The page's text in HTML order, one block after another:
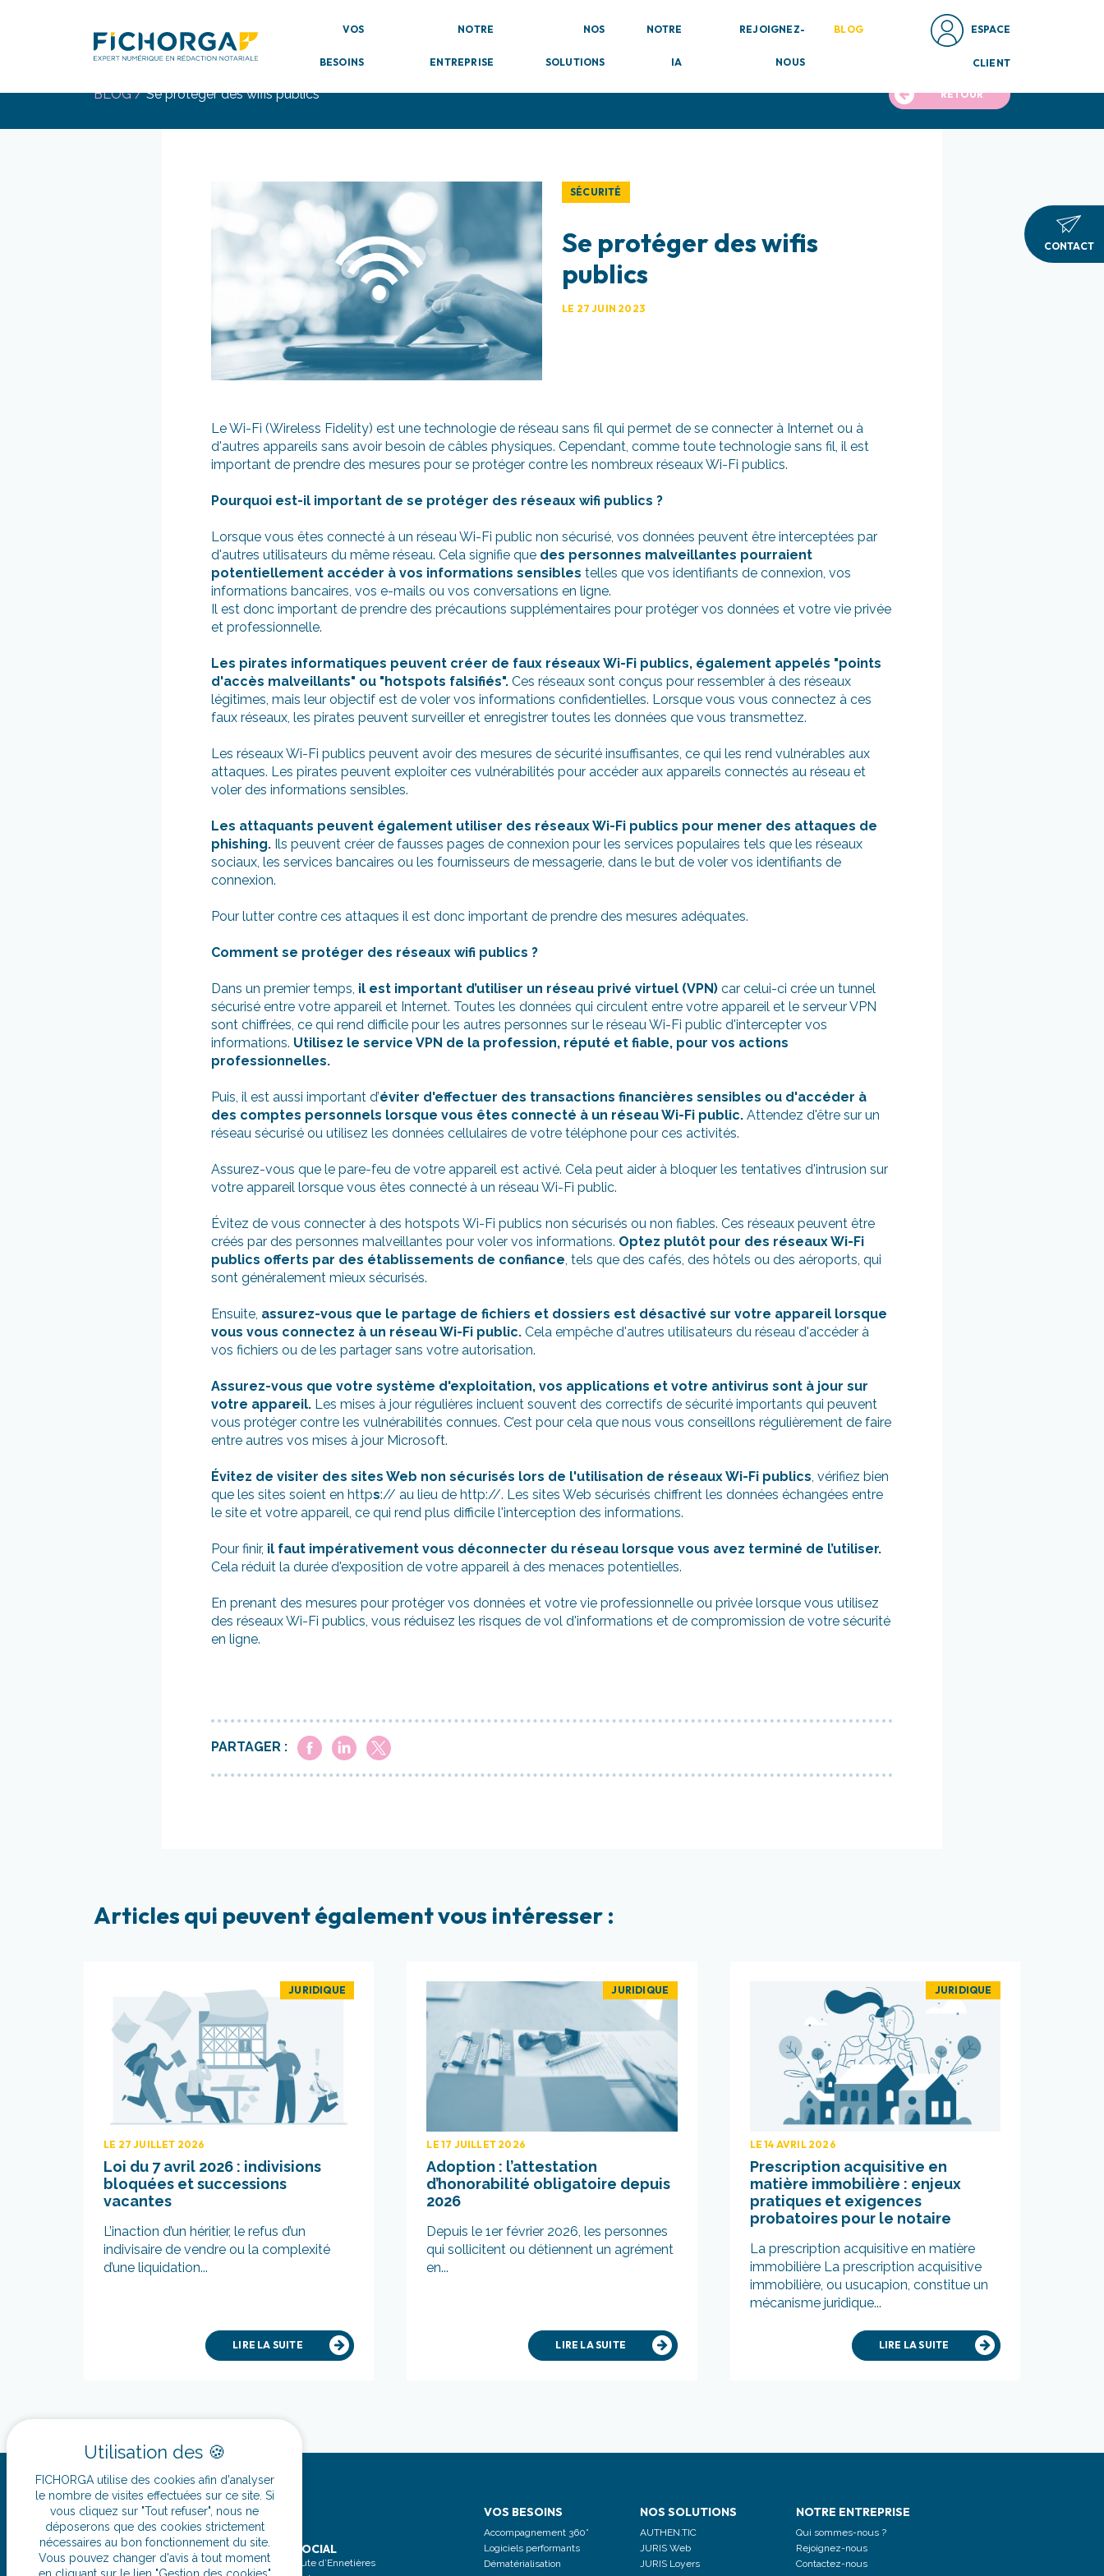
VOS
BESOINS
NOTRE
ENTREPRISE
NOS
SOLUTIONS
NOTRE
IA
REJOIGNEZ-
NOUS
BLOG ESPACE
CLIENT
BLOG /Se protéger des wifis publics RETOUR
SÉCURITÉ
Se protéger des wifis
publics
LE 27 JUIN 2023
Le Wi-Fi (Wireless Fidelity) est une technologie de réseau sans fil qui permet de se connecter à Internet ou à
d'autres appareils sans avoir besoin de câbles physiques. Cependant, comme toute technologie sans fil, il est
important de prendre des mesures pour se protéger contre les nombreux réseaux Wi-Fi publics.
Pourquoi est-il important de se protéger des réseaux wifi publics ?
Lorsque vous êtes connecté à un réseau Wi-Fi public non sécurisé, vos données peuvent être interceptées par
d'autres utilisateurs du même réseau. Cela signifie que des personnes malveillantes pourraient
potentiellement accéder à vos informations sensibles telles que vos identifiants de connexion, vos
informations bancaires, vos e-mails ou vos conversations en ligne.
Il est donc important de prendre des précautions supplémentaires pour protéger vos données et votre vie privée
et professionnelle.
Les pirates informatiques peuvent créer de faux réseaux Wi-Fi publics, également appelés "points
d'accès malveillants" ou "hotspots falsifiés". Ces réseaux sont conçus pour ressembler à des réseaux
légitimes, mais leur objectif est de voler vos informations confidentielles. Lorsque vous vous connectez à ces
faux réseaux, les pirates peuvent surveiller et enregistrer toutes les données que vous transmettez.
Les réseaux Wi-Fi publics peuvent avoir des mesures de sécurité insuffisantes, ce qui les rend vulnérables aux
attaques. Les pirates peuvent exploiter ces vulnérabilités pour accéder aux appareils connectés au réseau et
voler des informations sensibles.
Les attaquants peuvent également utiliser des réseaux Wi-Fi publics pour mener des attaques de
phishing. Ils peuvent créer de fausses pages de connexion pour les services populaires tels que les réseaux
sociaux, les services bancaires ou les fournisseurs de messagerie, dans le but de voler vos identifiants de
connexion.
Pour lutter contre ces attaques il est donc important de prendre des mesures adéquates.
Comment se protéger des réseaux wifi publics ?
Dans un premier temps, il est important d’utiliser un réseau privé virtuel (VPN) car celui-ci crée un tunnel
sécurisé entre votre appareil et Internet. Toutes les données qui circulent entre votre appareil et le serveur VPN
sont chiffrées, ce qui rend difficile pour les autres personnes sur le réseau Wi-Fi public d'intercepter vos
informations. Utilisez le service VPN de la profession, réputé et fiable, pour vos actions
professionnelles.
Puis, il est aussi important d’éviter d'effectuer des transactions financières sensibles ou d'accéder à
des comptes personnels lorsque vous êtes connecté à un réseau Wi-Fi public. Attendez d'être sur un
réseau sécurisé ou utilisez les données cellulaires de votre téléphone pour ces activités.
Assurez-vous que le pare-feu de votre appareil est activé. Cela peut aider à bloquer les tentatives d'intrusion sur
votre appareil lorsque vous êtes connecté à un réseau Wi-Fi public.
Évitez de vous connecter à des hotspots Wi-Fi publics non sécurisés ou non fiables. Ces réseaux peuvent être
créés par des personnes malveillantes pour voler vos informations. Optez plutôt pour des réseaux Wi-Fi
publics offerts par des établissements de confiance, tels que des cafés, des hôtels ou des aéroports, qui
sont généralement mieux sécurisés.
Ensuite, assurez-vous que le partage de fichiers et dossiers est désactivé sur votre appareil lorsque
vous vous connectez à un réseau Wi-Fi public. Cela empêche d'autres utilisateurs du réseau d'accéder à
vos fichiers ou de les partager sans votre autorisation.
Assurez-vous que votre système d'exploitation, vos applications et votre antivirus sont à jour sur
votre appareil. Les mises à jour régulières incluent souvent des correctifs de sécurité importants qui peuvent
vous protéger contre les vulnérabilités connues. C’est pour cela que nous vous conseillons régulièrement de faire
entre autres vos mises à jour Microsoft.
Évitez de visiter des sites Web non sécurisés lors de l'utilisation de réseaux Wi-Fi publics, vérifiez bien
que les sites soient en https:// au lieu de http://. Les sites Web sécurisés chiffrent les données échangées entre
le site et votre appareil, ce qui rend plus difficile l'interception des informations.
Pour finir, il faut impérativement vous déconnecter du réseau lorsque vous avez terminé de l’utiliser.
Cela réduit la durée d'exposition de votre appareil à des menaces potentielles.
En prenant des mesures pour protéger vos données et votre vie professionnelle ou privée lorsque vous utilisez
des réseaux Wi-Fi publics, vous réduisez les risques de vol d'informations et de compromission de votre sécurité
en ligne.
PARTAGER :
Articles qui peuvent également vous intéresser :
JURIDIQUE
LE 27 JUILLET 2026
Loi du 7 avril 2026 : indivisions
bloquées et successions
vacantes
L’inaction d’un héritier, le refus d’un
indivisaire de vendre ou la complexité
d’une liquidation...
LIRE LA SUITE
JURIDIQUE
LE 17 JUILLET 2026
Adoption : l’attestation
d’honorabilité obligatoire depuis
2026
Depuis le 1er février 2026, les personnes
qui sollicitent ou détiennent un agrément
en...
LIRE LA SUITE
JURIDIQUE
LE 14 AVRIL 2026
Prescription acquisitive en
matière immobilière : enjeux
pratiques et exigences
probatoires pour le notaire
La prescription acquisitive en matière
immobilière La prescription acquisitive
immobilière, ou usucapion, constitue un
mécanisme juridique...
LIRE LA SUITE
12 Rue de Milan
SIÈGE SOCIAL
ZA - 32 route d’Ennetières
VOS BESOINS
Accompagnement 360°
Logiciels performants
Dématérialisation
NOS SOLUTIONS
AUTHEN.TIC
JURIS Web
JURIS Loyers
NOTRE ENTREPRISE
Qui sommes-nous ?
Rejoignez-nous
Contactez-nous
CONTACT
FICHORGA utilise des cookies afin d'analyser
le nombre de visites effectuées sur ce site. Si
vous cliquez sur "Tout refuser", nous ne
déposerons que des cookies strictement
nécessaires au bon fonctionnement du site.
Vous pouvez changer d'avis à tout moment